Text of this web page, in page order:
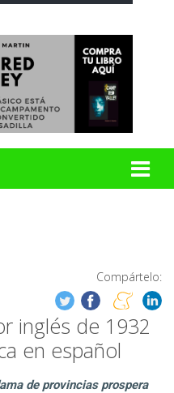
Compártelo:
inglés de 1932
en español
de provincias prospera